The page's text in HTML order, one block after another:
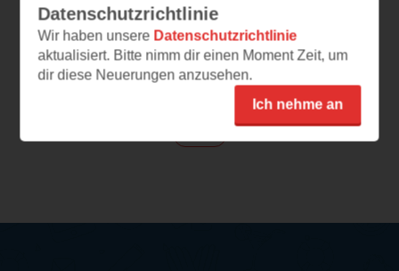
Gefangen im
Riesenbuch
158)
Datenschutzrichtlinie
Wir haben unsere Datenschutzrichtlinie
aktualisiert. Bitte nimm dir einen Moment Zeit, um
dir diese Neuerungen anzusehen.
Ich nehme an